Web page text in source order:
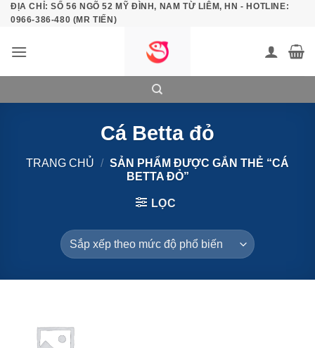
Bỏ
qua
dung
ĐỊA CHỈ: SỐ 56 NGÕ 52 MỸ ĐÌNH, NAM TỪ LIÊM, HN - HOTLINE:
0966-386-480 (MR TIẾN)
Cá Betta đỏ
TRANG CHỦ / SẢN PHẨM ĐƯỢC GẮN THẺ “CÁ
BETTA ĐỎ”
LỌC